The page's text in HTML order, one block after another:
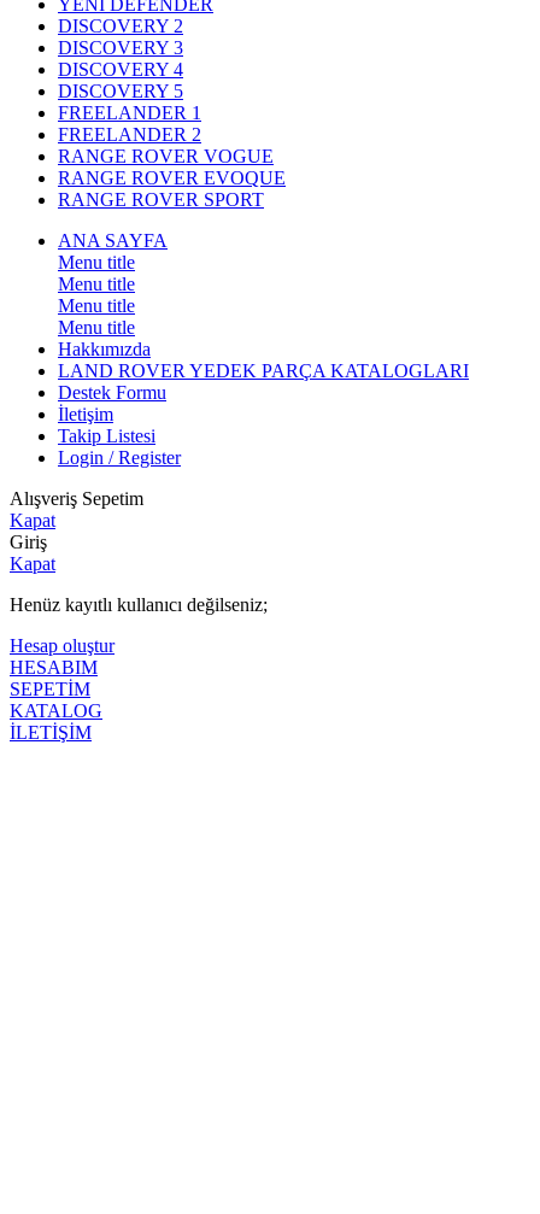
DISCOVERY 2
DISCOVERY 3
DISCOVERY 4
DISCOVERY 5
FREELANDER 1
FREELANDER 2
RANGE ROVER VOGUE
RANGE ROVER EVOQUE
RANGE ROVER SPORT
ANA SAYFA
Menu title
Menu title
Menu title
Menu title
Hakkımızda
LAND ROVER YEDEK PARÇA KATALOGLARI
Destek Formu
İletişim
Takip Listesi
Login / Register
Alışveriş Sepetim
Kapat
Giriş
Kapat
Henüz kayıtlı kullanıcı değilseniz;
Hesap oluştur
HESABIM
SEPETİM
KATALOG
İLETİŞİM